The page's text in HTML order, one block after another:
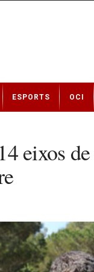
ESPORTS OCI
eixos